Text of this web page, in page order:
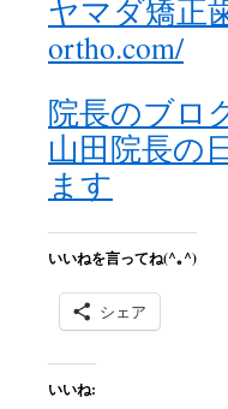
ヤマダ矯正
ortho.com/
院長のブロ
山田院長の
ます
いいねを言ってね(^｡^)
シェア
いいね: